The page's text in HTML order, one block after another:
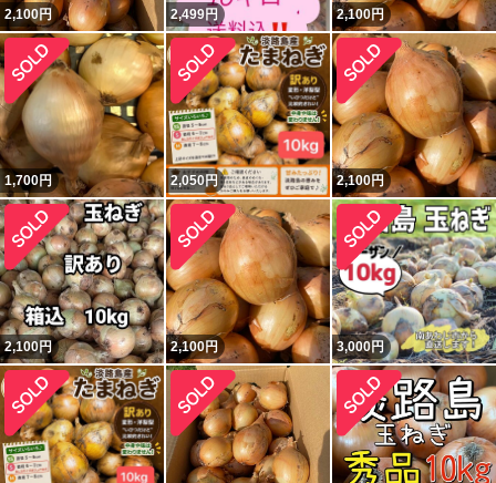
2,100円 2,499円 2,100円
1,700円 2,050円 2,100円
2,100円 2,100円 3,000円